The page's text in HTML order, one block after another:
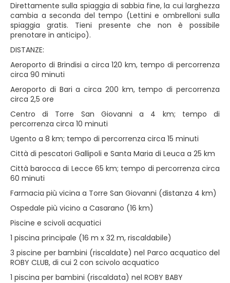
Direttamente sulla spiaggia di sabbia fine, la cui larghezza
cambia a seconda del tempo (Lettini e ombrelloni sulla
spiaggia gratis. Tieni presente che non è possibile
prenotare in anticipo).
DISTANZE:
Aeroporto di Brindisi a circa 120 km, tempo di percorrenza
circa 90 minuti
Aeroporto di Bari a circa 200 km, tempo di percorrenza
circa 2,5 ore
Centro di Torre San Giovanni a 4 km; tempo di
percorrenza circa 10 minuti
Ugento a 8 km; tempo di percorrenza circa 15 minuti
Città di pescatori Gallipoli e Santa Maria di Leuca a 25 km
Città barocca di Lecce 65 km; tempo di percorrenza circa
60 minuti
Farmacia più vicina a Torre San Giovanni (distanza 4 km)
Ospedale più vicino a Casarano (16 km)
Piscine e scivoli acquatici
1 piscina principale (16 m x 32 m, riscaldabile)
3 piscine per bambini (riscaldate) nel Parco acquatico del
ROBY CLUB, di cui 2 con scivolo acquatico
1 piscina per bambini (riscaldata) nel ROBY BABY